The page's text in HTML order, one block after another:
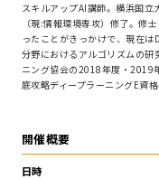
スキルアップAI講師。横浜国立
（現:情報環境専攻）修了。修
ったことがきっかけで、現在
分野におけるアルゴリズムの研
ニング協会の2018年度・2019
底攻略ディープラーニングE資
開催概要
日時